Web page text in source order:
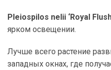
Pleiospilos nelii ‘Royal
ярком освещении.
Лучше всего растение
западных окнах, где